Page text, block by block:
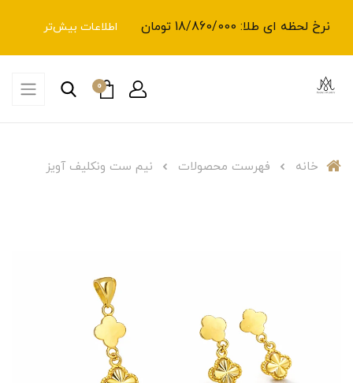
نرخ لحظه ای طلا: 18/860/000 تومان اطلاعات بیش‌تر
0
خانه فهرست محصولات نیم ست ونکلیف آویز